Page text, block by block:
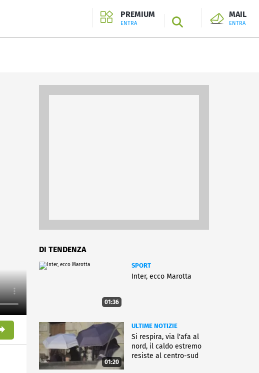
PREMIUM
ENTRA SEARCH
MAIL
ENTRA
DI TENDENZA
01:36
SPORT
Inter, ecco Marotta
01:20
ULTIME NOTIZIE
Si respira, via l'afa al
nord, il caldo estremo
resiste al centro-sud